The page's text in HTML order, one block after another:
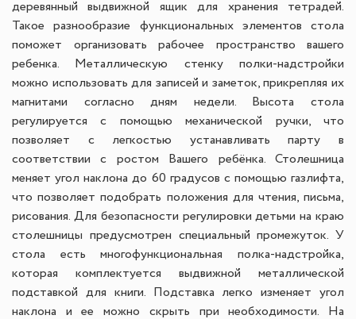
деревянный выдвижной ящик для хранения тетрадей.
Такое разнообразие функциональных элементов стола
поможет организовать рабочее пространство вашего
ребенка. Металлическую стенку полки-надстройки
можно использовать для записей и заметок, прикрепляя их
магнитами согласно дням недели. Высота стола
регулируется с помощью механической ручки, что
позволяет с легкостью устанавливать парту в
соответствии с ростом Вашего ребёнка. Столешница
меняет угол наклона до 60 градусов с помощью газлифта,
что позволяет подобрать положения для чтения, письма,
рисования. Для безопасности регулировки детьми на краю
столешницы предусмотрен специальный промежуток. У
стола есть многофункциональная полка-надстройка,
которая комплектуется выдвижной металлической
подставкой для книги. Подставка легко изменяет угол
наклона и ее можно скрыть при необходимости. На